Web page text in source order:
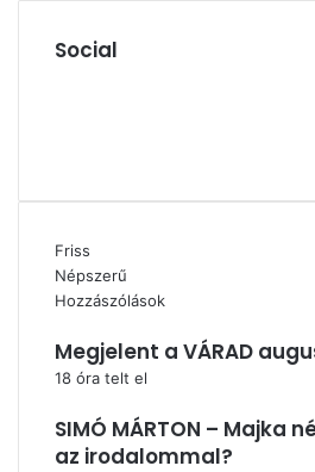
Social
Friss
Népszerű
Hozzászólások
Megjelent a VÁRAD
18 óra telt el
SIMÓ MÁRTON – Majka
az irodalommal?